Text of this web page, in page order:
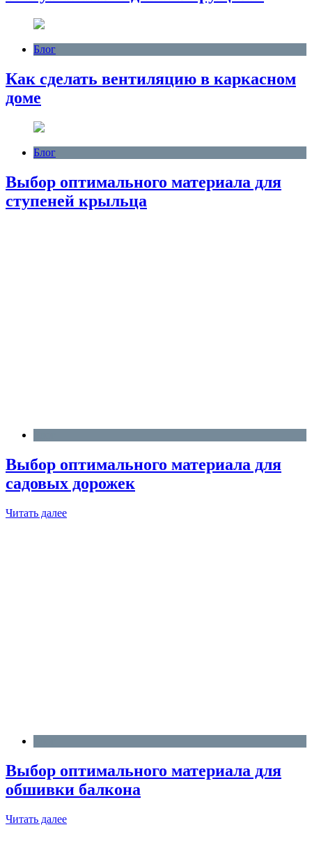
Блог
Как сделать вентиляцию в каркасном
доме
Блог
Выбор оптимального материала для
ступеней крыльца
Выбор оптимального материала для
садовых дорожек
Читать далее
Выбор оптимального материала для
обшивки балкона
Читать далее